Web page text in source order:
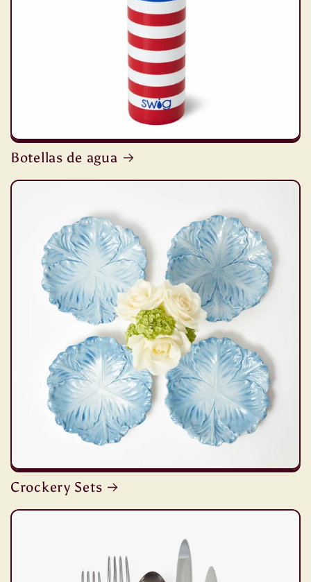
Botellas de agua
Crockery Sets